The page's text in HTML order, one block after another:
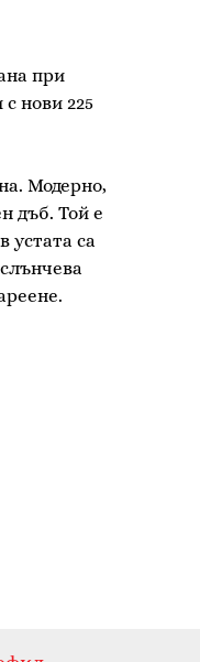
при
нови 225
Модерно,
дъб. Той е
устата са